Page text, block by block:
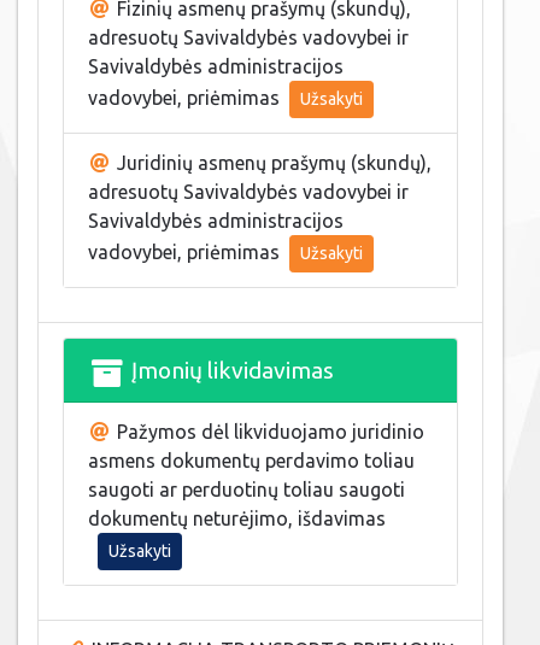
Fizinių asmenų prašymų (skundų),
adresuotų Savivaldybės vadovybei ir
Savivaldybės administracijos
vadovybei, priėmimas
Užsakyti
Juridinių asmenų prašymų (skundų),
adresuotų Savivaldybės vadovybei ir
Savivaldybės administracijos
vadovybei, priėmimas
Užsakyti
Įmonių likvidavimas
Pažymos dėl likviduojamo juridinio
asmens dokumentų perdavimo toliau
saugoti ar perduotinų toliau saugoti
dokumentų neturėjimo, išdavimas
Užsakyti